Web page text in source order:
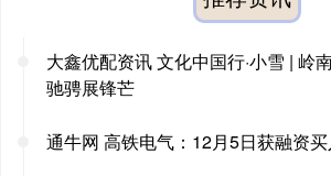
大鑫优配资讯 文化中国行·小雪 | 岭
驰骋展锋芒
通牛网 高铁电气：12月5日获融资